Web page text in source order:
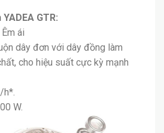
GTR:
ái
dây đơn với dây đồng làm
cho hiệu suất cực kỳ mạnh
W.